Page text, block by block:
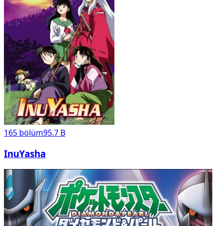
165 bölüm95.7 B
InuYasha